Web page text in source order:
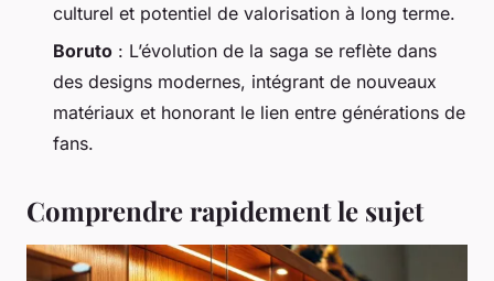
culturel et potentiel de valorisation à long terme.
Boruto : L’évolution de la saga se reflète dans
des designs modernes, intégrant de nouveaux
matériaux et honorant le lien entre générations de
fans.
Comprendre rapidement le sujet